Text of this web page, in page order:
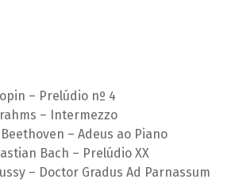
– Prelúdio nº 4
– Intermezzo
– Adeus ao Piano
Bach – Prelúdio XX
– Doctor Gradus Ad Parnassum